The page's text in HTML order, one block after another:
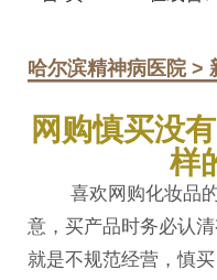
哈尔滨精神病医院>
网购慎买没
样
喜欢网购化妆品的
意，买产品时务必认
就是不规范经营，慎